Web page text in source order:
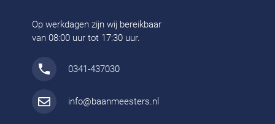
Op werkdagen zijn wij bereikbaar
van 08:00 uur tot 17:30 uur.
0341-437030
info@baanmeesters.nl